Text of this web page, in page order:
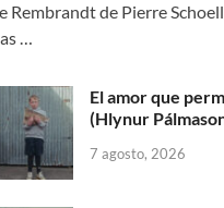
Rembrandt de Pierre
…
El amor que
(Hlynur
7 agosto, 2026